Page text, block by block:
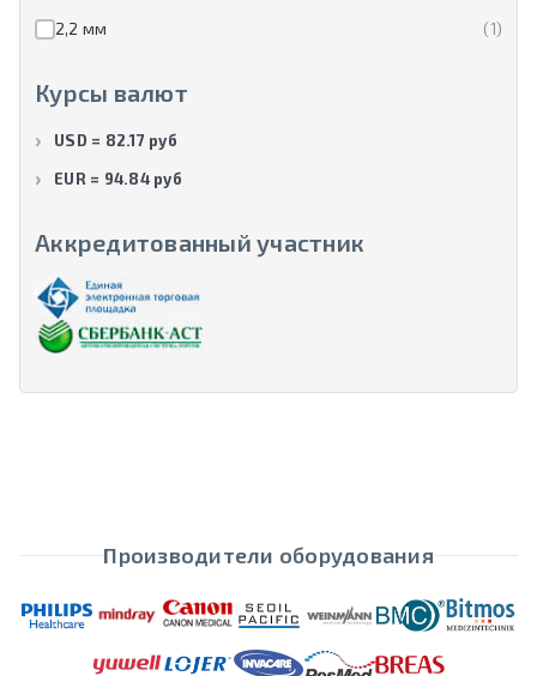
2,2 мм (1)
Курсы валют
USD = 82.17 руб
EUR = 94.84 руб
Аккредитованный участник
Производители оборудования